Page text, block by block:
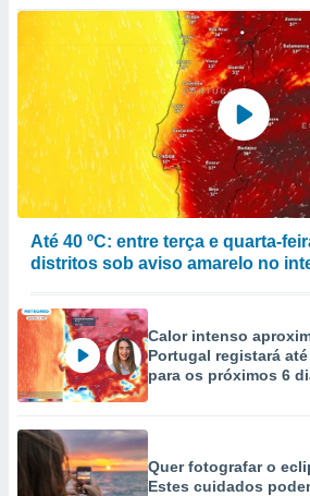
Até 40 ºC: entre terça e quarta-
distritos sob aviso amarelo no
Calor intenso
Portugal registará
para os próximos 6
Quer fotografar o
Estes cuidados